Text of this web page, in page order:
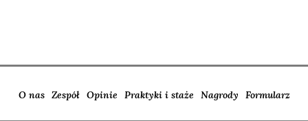
O nas Zespół Opinie Praktyki i staże Nagrody Formularz